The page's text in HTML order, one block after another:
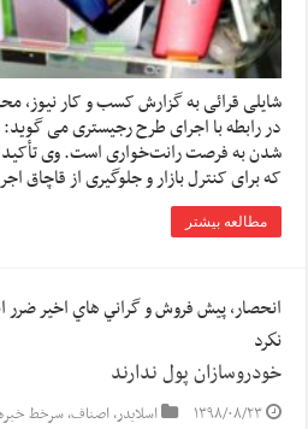
شایلی قرائی به گزارش کسب و کار نیوز،
در رابطه با اجرای طرح رجیستری می
شدن به فرصت رانت‌خواری است. وی تأکید
که برای کنترل بازار و جلوگیری از
مطالعه بیشتر
انحصار، پيش فروش و گراني هاي اخير ضرر
نكرد
خودروسازان پول ندارند
۱۳۹۸/۰۸/۲۳ اسلایدر,اصناف,سرخط